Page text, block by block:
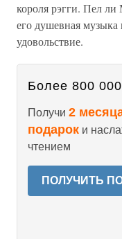
короля рэгги. Пел
его душевная музыка
удовольствие.
Более 800 000
Получи 2
подарок и
чтением
ПОЛУЧИТЬ